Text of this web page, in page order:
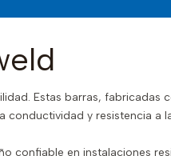
Estas barras, fabricadas
conductividad y resistencia a
en instalaciones